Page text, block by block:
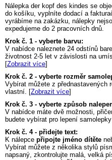
Nálepka der kopf des kindes se
do košíku, vyplníte dodací a
vyrábíme na zakázku, nálepky
expedujeme do 2 pracovních dnů.
Krok č. 1 - vyberte barvu:
V nabídce naleznete 24 odstínů
životnost 2-5 let v závislosti na
[Zobrazit více]
Krok č. 2 - vyberte rozměr
Vybírat můžete z přednastavených
vlastní. [Zobrazit více]
Krok č. 3 - vyberte způsob
V nabídce máte dvě možnosti,
budete vybírat pro lepení
Krok č. 4 - přidejte text:
K nálepce připojte jméno dítěte
Vybírat můžete z několika stylů
napsaný, zkontrolujte malá, velká